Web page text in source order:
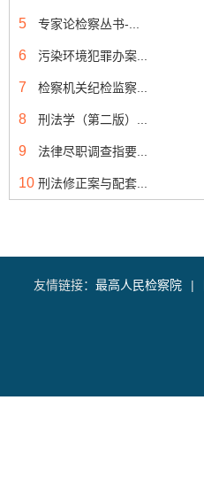
5 专家论检察丛书-...
6 污染环境犯罪办案...
7 检察机关纪检监察...
8 刑法学（第二版）...
9 法律尽职调查指要...
10 刑法修正案与配套...
友情链接： 最高人民检察院 |